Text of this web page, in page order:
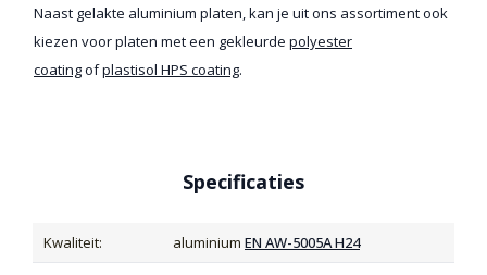
Naast gelakte aluminium platen, kan je uit ons assortiment ook
kiezen voor platen met een gekleurde polyester
coatingofplastisol HPS coating.
Specificaties
Kwaliteit: aluminium EN AW-5005A H24